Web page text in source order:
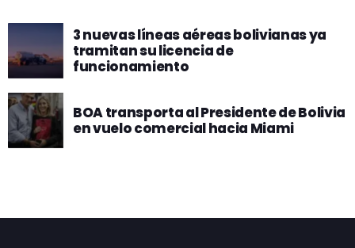
3 nuevas líneas aéreas bolivianas ya
tramitan su licencia de
funcionamiento
BOA transporta al Presidente de Bolivia
en vuelo comercial hacia Miami